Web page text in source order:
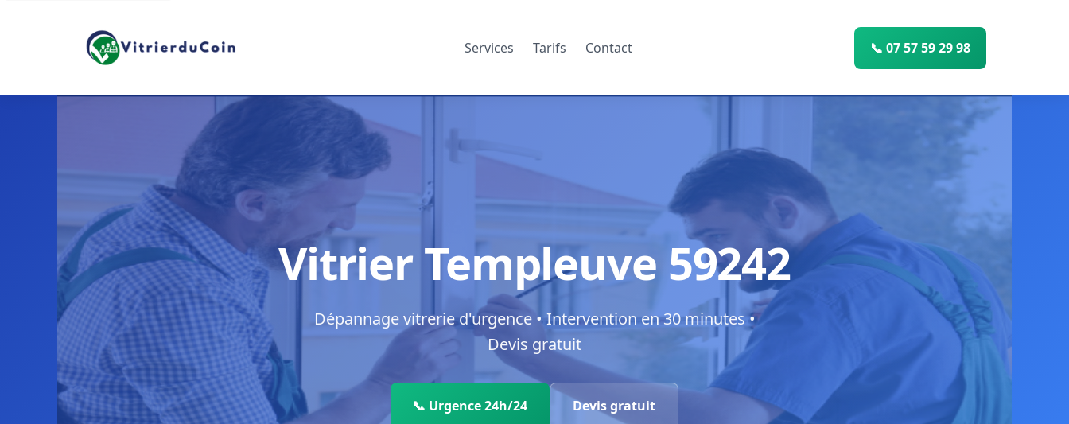
Services Tarifs Contact 📞 07 57 59 29 98
Vitrier Templeuve 59242
Dépannage vitrerie d'urgence • Intervention en 30 minutes •
Devis gratuit
📞 Urgence 24h/24 Devis gratuit